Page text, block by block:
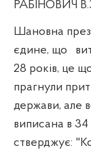
РАБІНОВИЧ
Шановна
єдине, що
28 років, це
прагнули
держави, але
виписана в 34
стверджує: